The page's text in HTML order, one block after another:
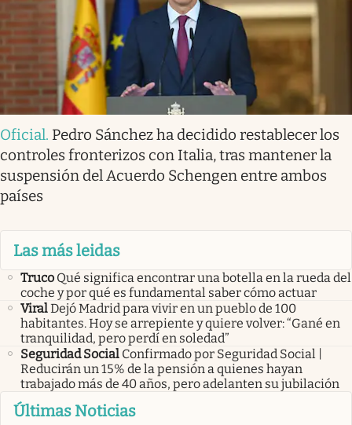
Oficial. Pedro Sánchez ha decidido restablecer los
controles fronterizos con Italia, tras mantener la
suspensión del Acuerdo Schengen entre ambos
países
Las más leidas
Truco Qué significa encontrar una botella en la rueda del
coche y por qué es fundamental saber cómo actuar
ViralDejó Madrid para vivir en un pueblo de 100
habitantes. Hoy se arrepiente y quiere volver: “Gané en
tranquilidad, pero perdí en soledad”
Seguridad Social Confirmado por Seguridad Social |
Reducirán un 15% de la pensión a quienes hayan
trabajado más de 40 años, pero adelanten su jubilación
Últimas Noticias